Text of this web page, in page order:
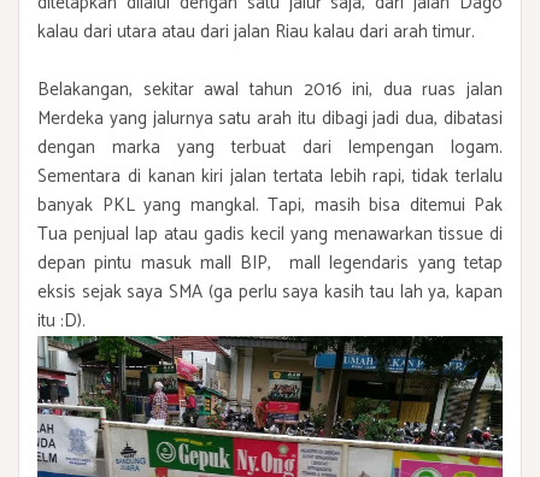
kalau dari utara atau dari jalan Riau kalau dari arah timur.
Belakangan, sekitar awal tahun 2016 ini, dua ruas jalan
Merdeka yang jalurnya satu arah itu dibagi jadi dua, dibatasi
dengan marka yang terbuat dari lempengan logam.
Sementara di kanan kiri jalan tertata lebih rapi, tidak terlalu
banyak PKL yang mangkal. Tapi, masih bisa ditemui Pak
Tua penjual lap atau gadis kecil yang menawarkan tissue di
depan pintu masuk mall BIP, mall legendaris yang tetap
eksis sejak saya SMA (ga perlu saya kasih tau lah ya, kapan
itu :D).